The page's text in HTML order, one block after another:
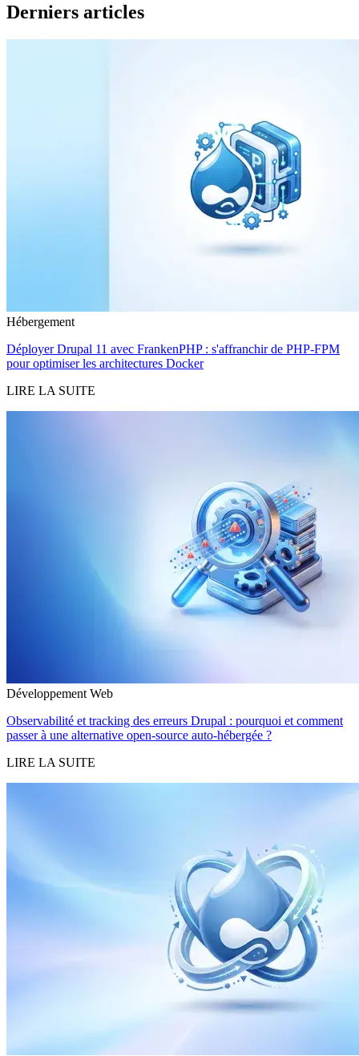
Derniers articles
Hébergement
Déployer Drupal 11 avec FrankenPHP : s'affranchir de PHP-FPM
pour optimiser les architectures Docker
LIRE LA SUITE
Développement Web
Observabilité et tracking des erreurs Drupal : pourquoi et comment
passer à une alternative open-source auto-hébergée ?
LIRE LA SUITE